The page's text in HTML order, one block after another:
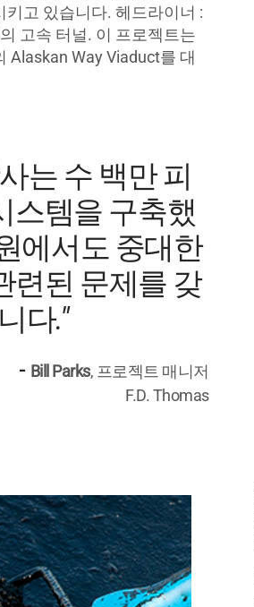
고 있습니다. 헤드라이너 :
고속 터널. 이 프로젝트는
Alaskan Way Viaduct를 대
는 수 백만 피
스템을 구축했
에서도 중대한
련된 문제를 갖
다."
- Bill Parks, 프로젝트 매니저
F.D. Thomas